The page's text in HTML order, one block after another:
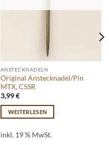
ANSTECKNADELN
Original Anstecknadel/Pin
MTX, CSSR
3,99€
WEITERLESEN
inkl. 19 % MwSt.